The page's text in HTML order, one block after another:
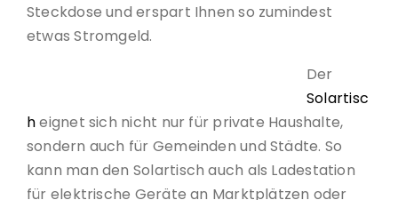
Steckdose und erspart Ihnen so zumindest
etwas Stromgeld.
Der
Solartisc
heignet sich nicht nur für private Haushalte,
sondern auch für Gemeinden und Städte. So
kann man den Solartisch auch als Ladestation
für elektrische Geräte an Marktplätzen oder